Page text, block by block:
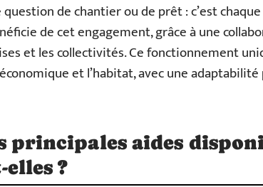
question de chantier ou de prêt : c’est
de cet engagement, grâce à une
et les collectivités. Ce fonctionnement
et l’habitat, avec une
principales aides
elles ?